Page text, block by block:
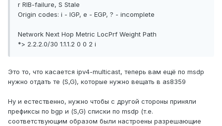
r RIB-failure, S Stale
Origin codes: i - IGP, e - EGP, ? - incomplete
Network Next Hop Metric LocPrf Weight Path
*> 2.2.2.0/30 1.1.1.2 0 0 2 i
Это то, что касается ipv4-multicast, теперь вам ещё по msdp
нужно отдать те (S,G), которые нужно вещать в as8359
Ну и естественно, нужно чтобы с другой стороны приняли
префиксы по bgp и (S,G) списки по msdp (т.е.
соответствующим образом были настроены разрешающие